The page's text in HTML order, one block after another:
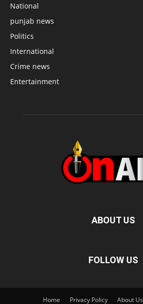
National
punjab news
Politics
International
Crime news
Entertainment
ABOUT US
FOLLOW US
Home Privacy Policy About Us